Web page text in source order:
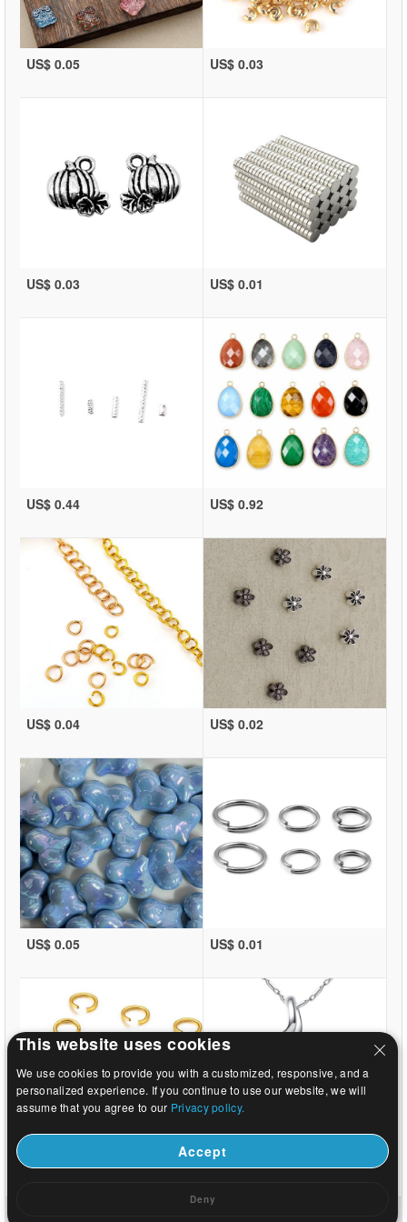
US$ 0.05 US$ 0.03
US$ 0.03 US$ 0.01
US$ 0.44 US$ 0.92
US$ 0.04 US$ 0.02
US$ 0.05 US$ 0.01
US$ 0.01 US$ 1.46
This website uses cookies
We use cookies to provide you with a customized, responsive, and a
personalized experience. If you continue to use our website, we will
assume that you agree to our Privacy policy.
Accept
Deny